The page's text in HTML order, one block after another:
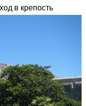
в крепость